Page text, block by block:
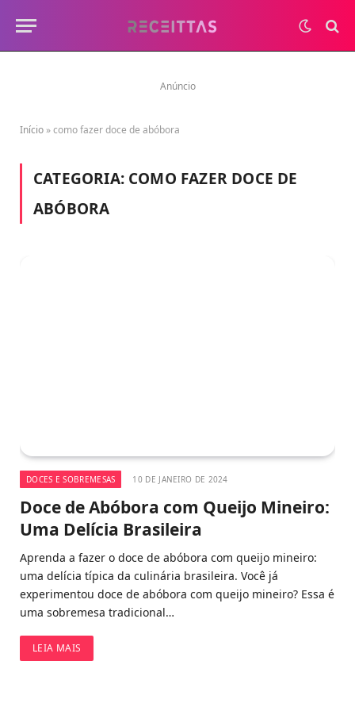
Anúncio
Início »como fazer doce de abóbora
CATEGORIA: COMO FAZER DOCE DE
ABÓBORA
DOCES E SOBREMESAS 10 DE JANEIRO DE 2024
Doce de Abóbora com Queijo Mineiro:
Uma Delícia Brasileira
Aprenda a fazer o doce de abóbora com queijo mineiro:
uma delícia típica da culinária brasileira. Você já
experimentou doce de abóbora com queijo mineiro? Essa é
uma sobremesa tradicional…
LEIA MAIS